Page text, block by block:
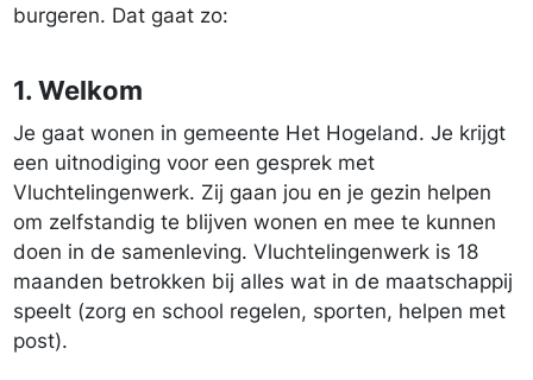
burgeren. Dat gaat zo:
1. Welkom
Je gaat wonen in gemeente Het Hogeland. Je krijgt
een uitnodiging voor een gesprek met
Vluchtelingenwerk. Zij gaan jou en je gezin helpen
om zelfstandig te blijven wonen en mee te kunnen
doen in de samenleving. Vluchtelingenwerk is 18
maanden betrokken bij alles wat in de maatschappij
speelt (zorg en school regelen, sporten, helpen met
post).